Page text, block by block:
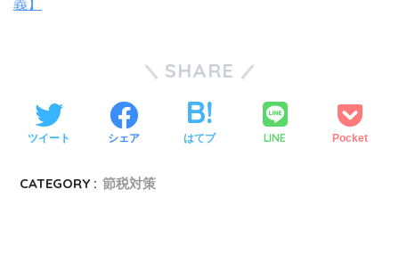
義】
SHARE
ツイート シェア はてブ LINE Pocket
CATEGORY : 節税対策